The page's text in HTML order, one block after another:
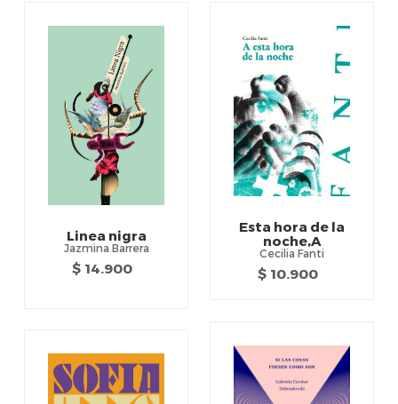
Linea nigra
Jazmina Barrera
$ 14.900
Esta hora de la
noche,A
Cecilia Fanti
$ 10.900